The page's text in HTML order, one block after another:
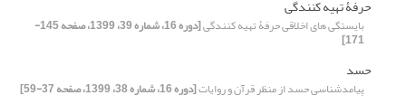
حرفۀ تهیه‏ کنندگی
بایستگی ‏های اخلاقی حرفۀ تهیه کنندگی [دوره 16، شماره 39، 1399، صفحه 145-
171]
حسد
پیامدشناسی حسد از منظر قرآن و روایات[دوره 16، شماره 38، 1399، صفحه 37-59]